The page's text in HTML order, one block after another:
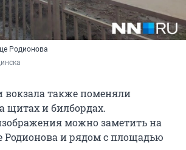
Родионова
вокзала также поменяли
щитах и билбордах.
можно заметить на
Родионова и рядом с площадью